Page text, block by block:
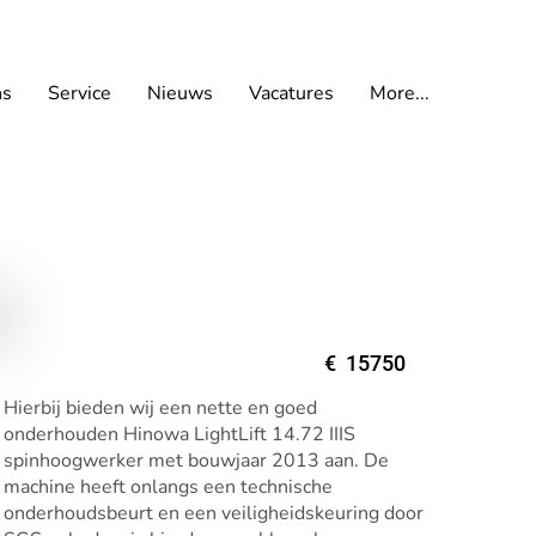
Service Nieuws Vacatures More...
Hierbij bieden wij een nette en goed
onderhouden Hinowa LightLift 14.72 IIIS
spinhoogwerker met bouwjaar 2013 aan. De
machine heeft onlangs een technische
onderhoudsbeurt en een veiligheidskeuring door
15750
€